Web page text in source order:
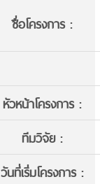
ชื่อโครงการ :
หัวหน้าโครงการ :
ทีมวิจัย :
วันที่เริ่มโครงการ :